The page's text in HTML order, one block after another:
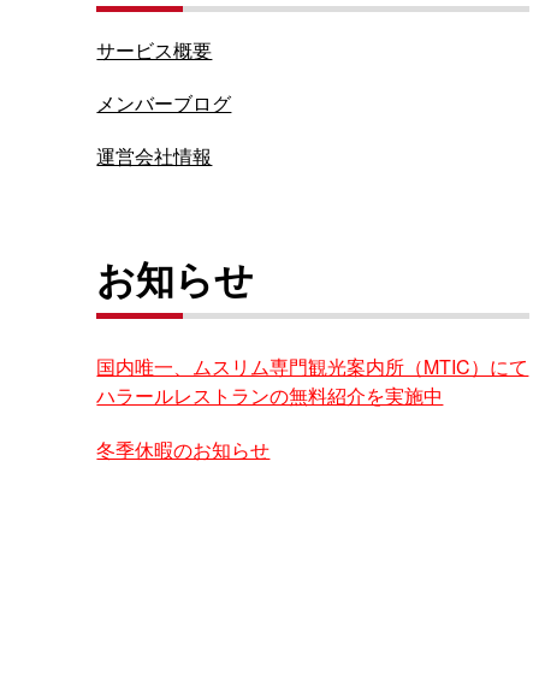
サービス概要
メンバーブログ
運営会社情報
お知らせ
国内唯一、ムスリム専門観光案内所（MTIC）にて
ハラールレストランの無料紹介を実施中
冬季休暇のお知らせ